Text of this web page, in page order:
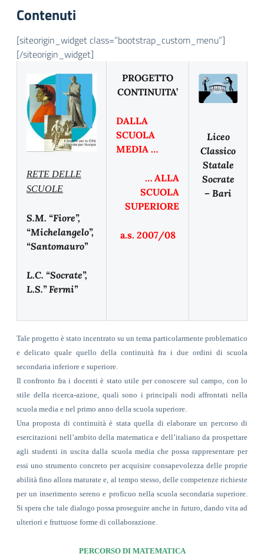
Contenuti
[siteorigin_widget class=”bootstrap_custom_menu”]
[/siteorigin_widget]
RETE DELLE
SCUOLE
S.M. “Fiore”,
“Michelangelo”,
“Santomauro”
L.C. “Socrate”,
L.S.” Fermi”
PROGETTO
CONTINUITA’
DALLA
SCUOLA
MEDIA …
… ALLA
SCUOLA
SUPERIORE
a.s. 2007/08
Liceo
Classico
Statale
Socrate
– Bari
Tale progetto è stato incentrato su un tema particolarmente problematico
e delicato quale quello della continuità fra i due ordini di scuola
secondaria inferiore e superiore.
Il confronto fra i docenti è stato utile per conoscere sul campo, con lo
stile della ricerca-azione, quali sono i principali nodi affrontati nella
scuola media e nel primo anno della scuola superiore.
Una proposta di continuità è stata quella di elaborare un percorso di
esercitazioni nell’ambito della matematica e dell’italiano da prospettare
agli studenti in uscita dalla scuola media che possa rappresentare per
essi uno strumento concreto per acquisire consapevolezza delle proprie
abilità fino allora maturate e, al tempo stesso, delle competenze richieste
per un inserimento sereno e proficuo nella scuola secondaria superiore.
Si spera che tale dialogo possa proseguire anche in futuro, dando vita ad
ulteriori e fruttuose forme di collaborazione.
PERCORSO DI MATEMATICA